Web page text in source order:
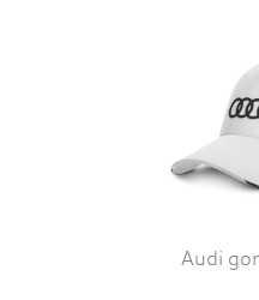
Audi